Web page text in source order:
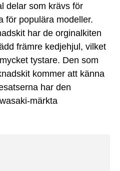
delar som krävs för
för populära modeller.
har de orginalkiten
främre kedjehjul, vilket
tystare. Den som
kommer att känna
har den
märkta